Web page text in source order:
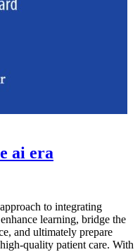
ai era
to integrating
learning, bridge the
and ultimately prepare
quality patient care. With